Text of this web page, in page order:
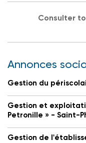
Consulter
Annonces
Gestion du
Gestion et
Petronille » - Saint-
Gestion de